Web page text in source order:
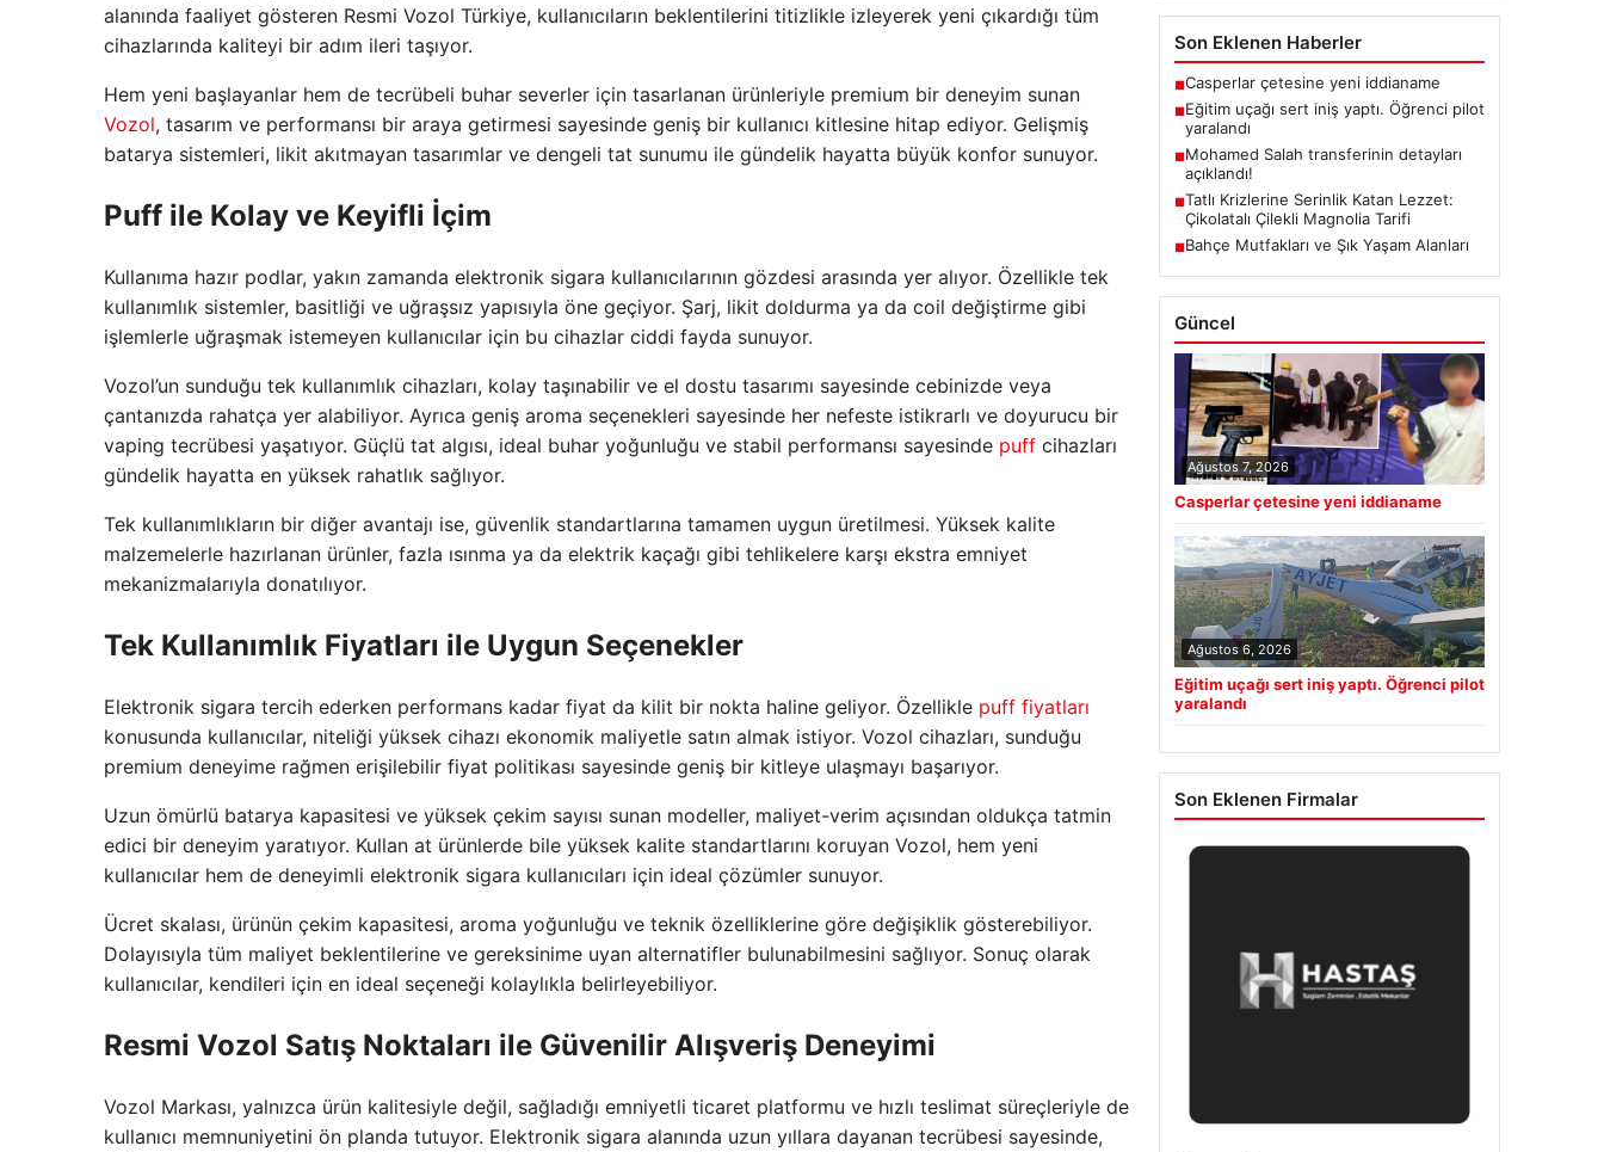
alanında faaliyet gösteren Resmi Vozol Türkiye, kullanıcıların beklentilerini titizlikle izleyerek yeni çıkardığı tüm
cihazlarında kaliteyi bir adım ileri taşıyor.
Hem yeni başlayanlar hem de tecrübeli buhar severler için tasarlanan ürünleriyle premium bir deneyim sunan
Vozol, tasarım ve performansı bir araya getirmesi sayesinde geniş bir kullanıcı kitlesine hitap ediyor. Gelişmiş
batarya sistemleri, likit akıtmayan tasarımlar ve dengeli tat sunumu ile gündelik hayatta büyük konfor sunuyor.
Puff ile Kolay ve Keyifli İçim
Kullanıma hazır podlar, yakın zamanda elektronik sigara kullanıcılarının gözdesi arasında yer alıyor. Özellikle tek
kullanımlık sistemler, basitliği ve uğraşsız yapısıyla öne geçiyor. Şarj, likit doldurma ya da coil değiştirme gibi
işlemlerle uğraşmak istemeyen kullanıcılar için bu cihazlar ciddi fayda sunuyor.
Vozol’un sunduğu tek kullanımlık cihazları, kolay taşınabilir ve el dostu tasarımı sayesinde cebinizde veya
çantanızda rahatça yer alabiliyor. Ayrıca geniş aroma seçenekleri sayesinde her nefeste istikrarlı ve doyurucu bir
vaping tecrübesi yaşatıyor. Güçlü tat algısı, ideal buhar yoğunluğu ve stabil performansı sayesinde puff cihazları
gündelik hayatta en yüksek rahatlık sağlıyor.
Tek kullanımlıkların bir diğer avantajı ise, güvenlik standartlarına tamamen uygun üretilmesi. Yüksek kalite
malzemelerle hazırlanan ürünler, fazla ısınma ya da elektrik kaçağı gibi tehlikelere karşı ekstra emniyet
mekanizmalarıyla donatılıyor.
Tek Kullanımlık Fiyatları ile Uygun Seçenekler
Elektronik sigara tercih ederken performans kadar fiyat da kilit bir nokta haline geliyor. Özellikle puff fiyatları
konusunda kullanıcılar, niteliği yüksek cihazı ekonomik maliyetle satın almak istiyor. Vozol cihazları, sunduğu
premium deneyime rağmen erişilebilir fiyat politikası sayesinde geniş bir kitleye ulaşmayı başarıyor.
Uzun ömürlü batarya kapasitesi ve yüksek çekim sayısı sunan modeller, maliyet-verim açısından oldukça tatmin
edici bir deneyim yaratıyor. Kullan at ürünlerde bile yüksek kalite standartlarını koruyan Vozol, hem yeni
kullanıcılar hem de deneyimli elektronik sigara kullanıcıları için ideal çözümler sunuyor.
Ücret skalası, ürünün çekim kapasitesi, aroma yoğunluğu ve teknik özelliklerine göre değişiklik gösterebiliyor.
Dolayısıyla tüm maliyet beklentilerine ve gereksinime uyan alternatifler bulunabilmesini sağlıyor. Sonuç olarak
kullanıcılar, kendileri için en ideal seçeneği kolaylıkla belirleyebiliyor.
Resmi Vozol Satış Noktaları ile Güvenilir Alışveriş Deneyimi
Vozol Markası, yalnızca ürün kalitesiyle değil, sağladığı emniyetli ticaret platformu ve hızlı teslimat süreçleriyle de
kullanıcı memnuniyetini ön planda tutuyor. Elektronik sigara alanında uzun yıllara dayanan tecrübesi sayesinde,
Son Eklenen Haberler
■Casperlar çetesine yeni iddianame
■Eğitim uçağı sert iniş yaptı. Öğrenci pilot
yaralandı
■Mohamed Salah transferinin detayları
açıklandı!
■Tatlı Krizlerine Serinlik Katan Lezzet:
Çikolatalı Çilekli Magnolia Tarifi
■Bahçe Mutfakları ve Şık Yaşam Alanları
Güncel
Ağustos 7, 2026
Casperlar çetesine yeni iddianame
Ağustos 6, 2026
Eğitim uçağı sert iniş yaptı. Öğrenci pilot
yaralandı
Son Eklenen Firmalar